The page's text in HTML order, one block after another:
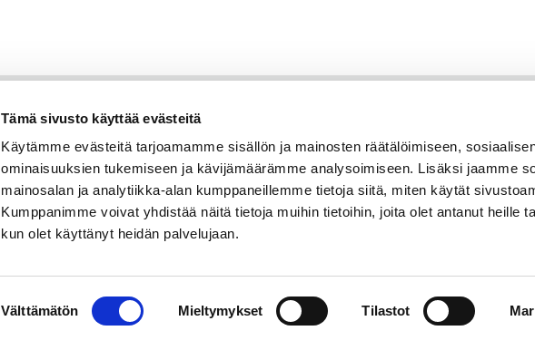
Tämä sivusto käyttää evästeitä
Käytämme evästeitä tarjoamamme sisällön ja mainosten räätälöimiseen,
ominaisuuksien tukemiseen ja kävijämäärämme analysoimiseen. Lisäksi jaamme
mainosalan ja analytiikka-alan kumppaneillemme tietoja siitä, miten käytät
Kumppanimme voivat yhdistää näitä tietoja muihin tietoihin, joita olet antanut heille
kun olet käyttänyt heidän palvelujaan.
Välttämätön Mieltymykset Tilastot
© Savonia Saavutettavuusseloste